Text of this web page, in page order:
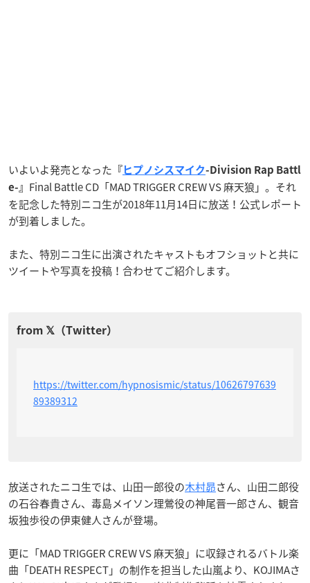
いよいよ発売となった 『 ヒプノシスマイク-Division Rap Battl
e-』 Final Battle CD「MAD TRIGGER CREW VS 麻天狼」。それ
を記念した特別ニコ生が2018年11月14日に放送！公式レポート
が到着しました。
また、特別ニコ生に出演されたキャストもオフショットと共に
ツイートや写真を投稿！合わせてご紹介します。
https://twitter.com/hypnosismic/status/10626797639
89389312
放送されたニコ生では、山田一郎役の木村昴さん、山田二郎役
の石谷春貴さん、毒島メイソン理鶯役の神尾晋一郎さん、観音
坂独歩役の伊東健人さんが登場。
更に「MAD TRIGGER CREW VS 麻天狼」に収録されるバトル楽
曲「DEATH RESPECT」の制作を担当した山嵐より、KOJIMAさ